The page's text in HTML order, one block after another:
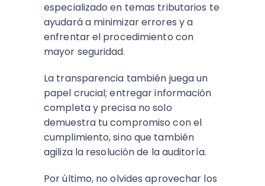
especializado en temas tributarios te
ayudará a minimizar errores y a
enfrentar el procedimiento con
mayor seguridad.
La transparencia también juega un
papel crucial; entregar información
completa y precisa no solo
demuestra tu compromiso con el
cumplimiento, sino que también
agiliza la resolución de la auditoría.
Por último, no olvides aprovechar los